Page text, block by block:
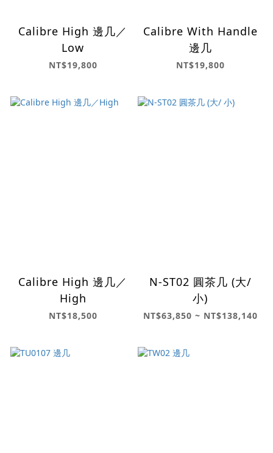
Calibre High 邊几／
Low
NT$19,800
Calibre With Handle
邊几
NT$19,800
Calibre High 邊几／
High
NT$18,500
N-ST02 圓茶几 (大/
小)
NT$63,850 ~ NT$138,140